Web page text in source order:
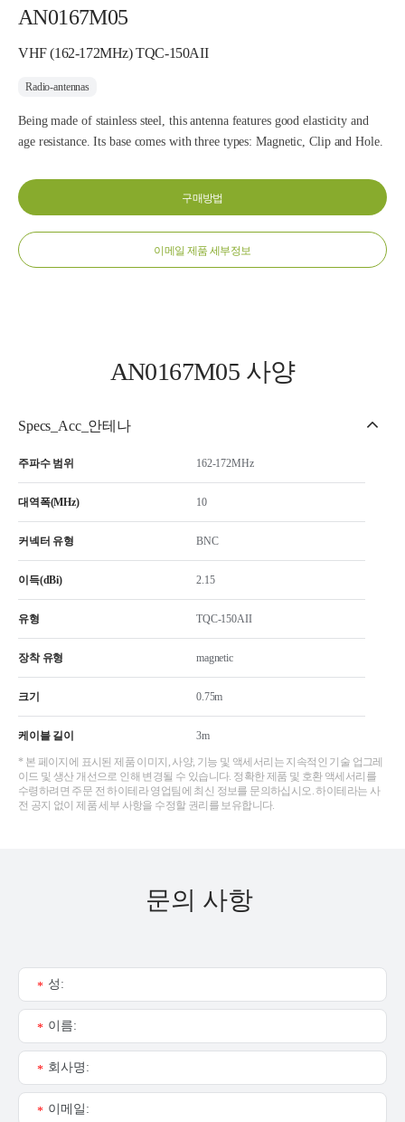
AN0167M05
VHF (162-172MHz) TQC-150AII
Radio-antennas
Being made of stainless steel, this antenna features good elasticity and
age resistance. Its base comes with three types: Magnetic, Clip and Hole.
구매방법
이메일 제품 세부정보
AN0167M05 사양
Specs_Acc_안테나
주파수 범위 162-172MHz
대역폭(MHz) 10
커넥터 유형 BNC
이득(dBi) 2.15
유형 TQC-150AII
장착 유형 magnetic
크기 0.75m
케이블 길이 3m
* 본 페이지에 표시된 제품 이미지, 사양, 기능 및 액세서리는 지속적인 기술 업그레
이드 및 생산 개선으로 인해 변경될 수 있습니다. 정확한 제품 및 호환 액세서리를
수령하려면 주문 전 하이테라 영업팀에 최신 정보를 문의하십시오. 하이테라는 사
전 공지 없이 제품 세부 사항을 수정할 권리를 보유합니다.
문의 사항
성:
*
이름:
*
회사명:
*
이메일:
*